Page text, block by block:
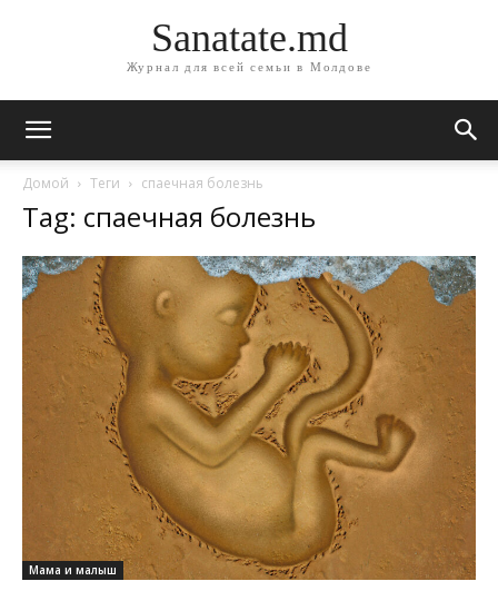
Sanatate.md
Журнал для всей семьи в Молдове
Домой Теги спаечная болезнь
Tag: спаечная болезнь
Мама и малыш